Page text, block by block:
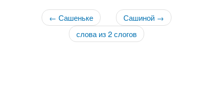
← Сашеньке
Сашиной →
слова из 2 слогов